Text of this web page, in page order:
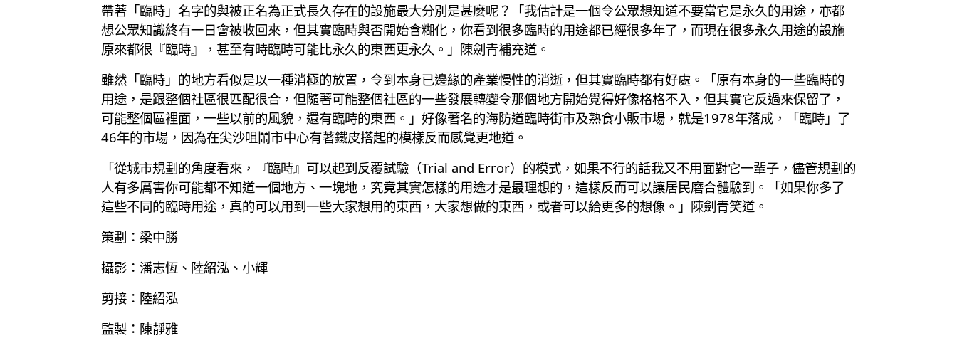
帶著「臨時」名字的與被正名為正式長久存在的設施最大分別是甚麼呢？「我估計是一個令公眾想知道不要當它是永久的用途，亦都
想公眾知識終有一日會被收回來，但其實臨時與否開始含糊化，你看到很多臨時的用途都已經很多年了，而現在很多永久用途的設施
原來都很『臨時』，甚至有時臨時可能比永久的東西更永久。」陳劍青補充道。
雖然「臨時」的地方看似是以一種消極的放置，令到本身已邊緣的產業慢性的消逝，但其實臨時都有好處。「原有本身的一些臨時的
用途，是跟整個社區很匹配很合，但隨著可能整個社區的一些發展轉變令那個地方開始覺得好像格格不入，但其實它反過來保留了，
可能整個區裡面，一些以前的風貌，還有臨時的東西。」好像著名的海防道臨時街市及熟食小販市場，就是1978年落成，「臨時」了
46年的市場，因為在尖沙咀鬧市中心有著鐵皮搭起的模樣反而感覺更地道。
「從城市規劃的角度看來，『臨時』可以起到反覆試驗（Trial and Error）的模式，如果不行的話我又不用面對它一輩子，儘管規劃的
人有多厲害你可能都不知道一個地方、一塊地，究竟其實怎樣的用途才是最理想的，這樣反而可以讓居民磨合體驗到。「如果你多了
這些不同的臨時用途，真的可以用到一些大家想用的東西，大家想做的東西，或者可以給更多的想像。」陳劍青笑道。
策劃：梁中勝
攝影：潘志恆、陸紹泓、小輝
剪接：陸紹泓
監製：陳靜雅